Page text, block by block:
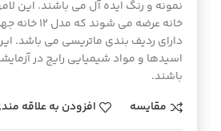
خانه عرضه می
دارای ردیف بندی ماتریسی می باشد. این
اسیدها و مواد شیمیایی رایج در
باشند.
مقایسه
افزودن به علاقه